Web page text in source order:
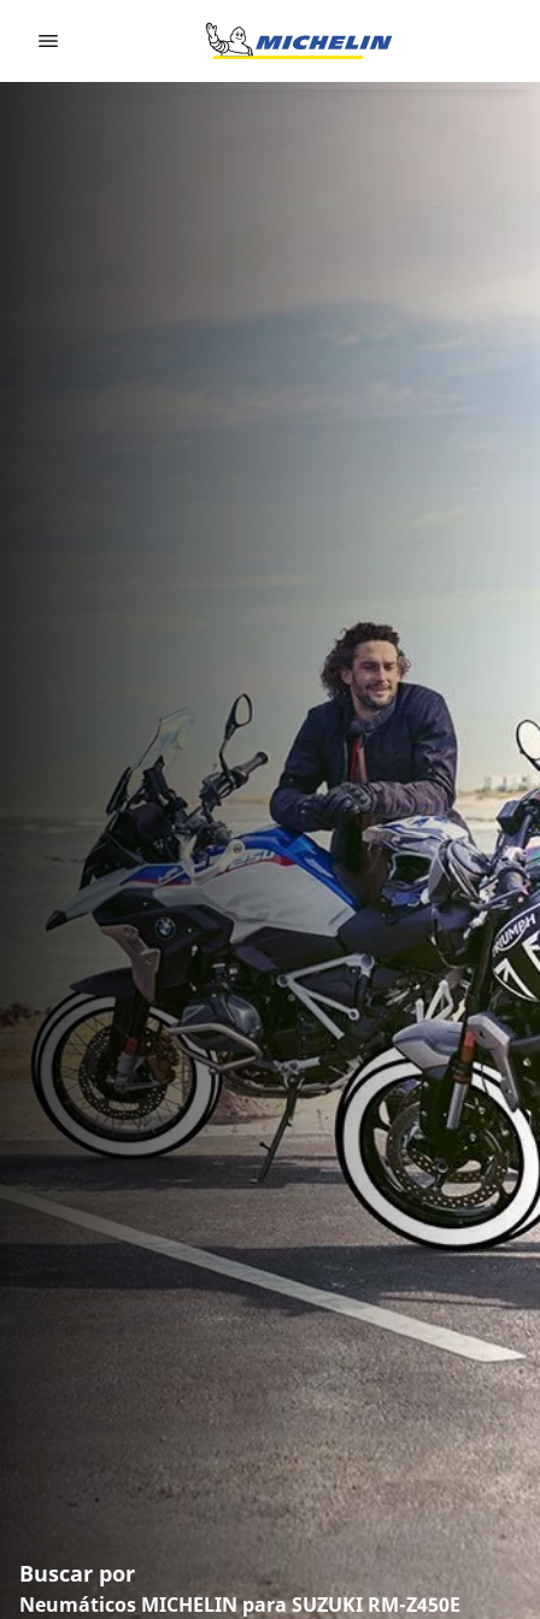
Buscar por
Neumáticos MICHELIN para SUZUKI RM-Z450E